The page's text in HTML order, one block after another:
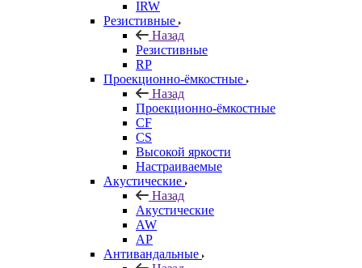
IRW
Резистивные
Назад
Резистивные
RP
Проекционно-ёмкостные
Назад
Проекционно-ёмкостные
CF
CS
Высокой яркости
Настраиваемые
Акустические
Назад
Акустические
AW
AP
Антивандальные